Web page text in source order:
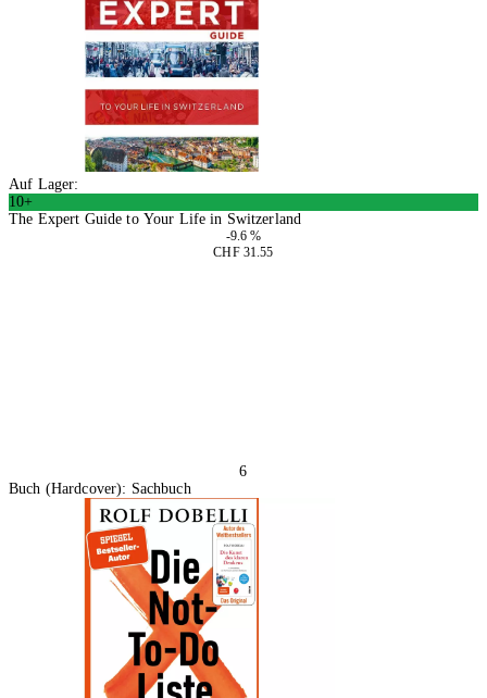
Auf Lager:
10+
The Expert Guide to Your Life in Switzerland
-9.6 %
CHF 31.55
6
Buch (Hardcover): Sachbuch